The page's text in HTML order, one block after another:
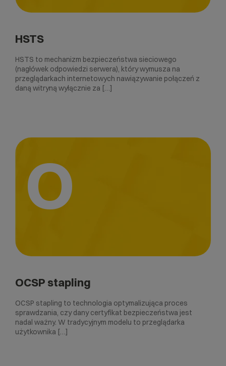
HSTS
HSTS to mechanizm bezpieczeństwa sieciowego
(nagłówek odpowiedzi serwera), który wymusza na
przeglądarkach internetowych nawiązywanie połączeń z
daną witryną wyłącznie za […]
O
OCSP stapling
OCSP stapling to technologia optymalizująca proces
sprawdzania, czy dany certyfikat bezpieczeństwa jest
nadal ważny. W tradycyjnym modelu to przeglądarka
użytkownika […]